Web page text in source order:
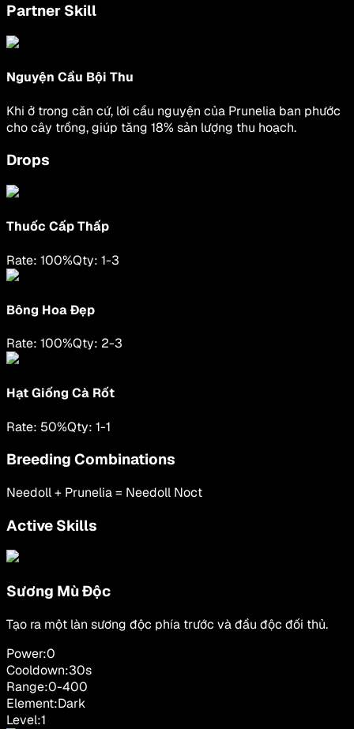
Partner Skill
Nguyện Cầu Bội Thu
Khi ở trong căn cứ, lời cầu nguyện của Prunelia ban phước
cho cây trồng, giúp tăng 18% sản lượng thu hoạch.
Drops
Thuốc Cấp Thấp
Rate: 100%Qty: 1-3
Bông Hoa Đẹp
Rate: 100%Qty: 2-3
Hạt Giống Cà Rốt
Rate: 50%Qty: 1-1
Breeding Combinations
Needoll+ Prunelia= Needoll Noct
Active Skills
Sương Mù Độc
Tạo ra một làn sương độc phía trước và đầu độc đối thủ.
Power:0
Cooldown:30s
Range:0-400
Element:Dark
Level:1